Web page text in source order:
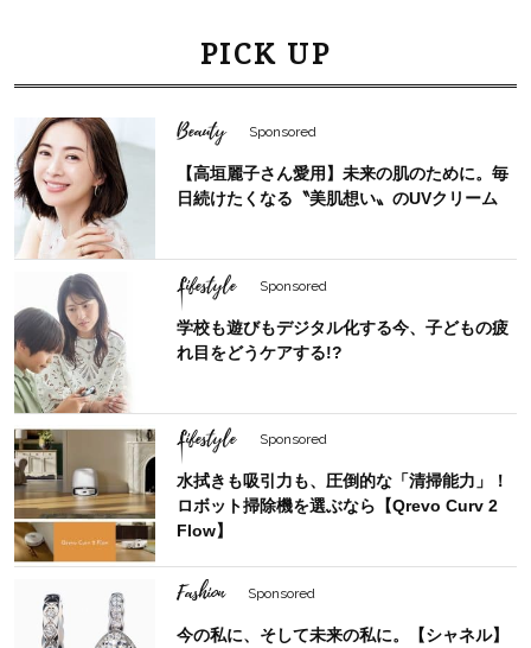
PICK UP
Beauty Sponsored
【高垣麗子さん愛用】未来の肌のために。毎
日続けたくなる〝美肌想い〟のUVクリーム
Lifestyle Sponsored
学校も遊びもデジタル化する今、子どもの疲
れ目をどうケアする!?
Lifestyle Sponsored
水拭きも吸引力も、圧倒的な「清掃能力」！
ロボット掃除機を選ぶなら【Qrevo Curv 2
Flow】
Fashion Sponsored
今の私に、そして未来の私に。【シャネル】